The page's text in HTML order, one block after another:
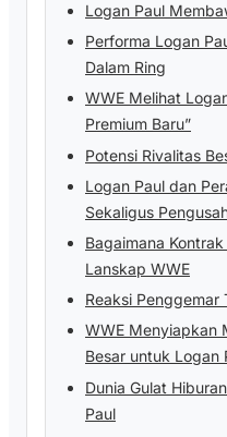
Logan Paul
Performa Logan
Dalam Ring
WWE Melihat
Premium Baru”
Potensi Rivalitas
Logan Paul dan
Sekaligus
Bagaimana
Lanskap WWE
Reaksi Penggemar
WWE Menyiapkan
Besar untuk Logan
Dunia Gulat
Paul